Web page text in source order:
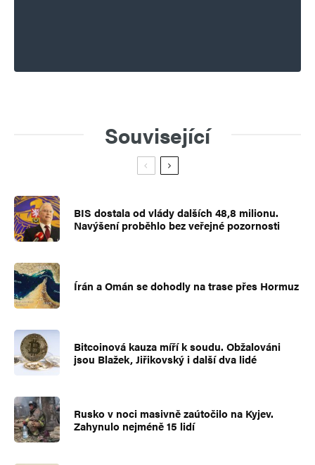
Související
BIS dostala od vlády dalších 48,8 milionu.
Navýšení proběhlo bez veřejné pozornosti
Írán a Omán se dohodly na trase přes Hormuz
Bitcoinová kauza míří k soudu. Obžalováni
jsou Blažek, Jiřikovský i další dva lidé
Rusko v noci masivně zaútočilo na Kyjev.
Zahynulo nejméně 15 lidí